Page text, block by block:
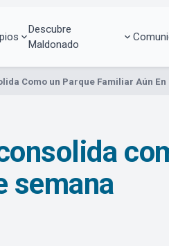
Descubre
Maldonado
Como un Parque Familiar Aún
semana